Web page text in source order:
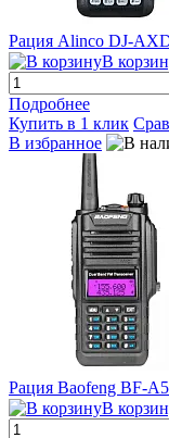
Рация Alinco DJ-
В
Подробнее
Купить в 1 клик
В избранное
Рация Baofeng BF-
В